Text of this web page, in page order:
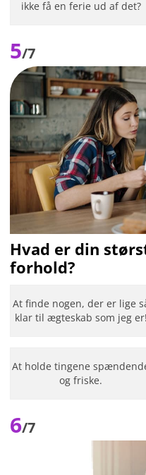
ikke få en ferie ud af det?
5/7
Hvad er din
forhold?
At finde nogen, der er lige
klar til ægteskab som jeg er!
At holde tingene
og friske.
6/7